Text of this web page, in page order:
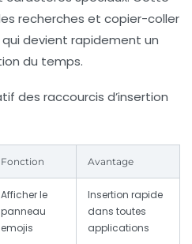
recherches et copier-coller
devient rapidement un
du temps.
des raccourcis d’insertion
Fonction Avantage
Afficher le
panneau
emojis
Insertion rapide
dans toutes
applications